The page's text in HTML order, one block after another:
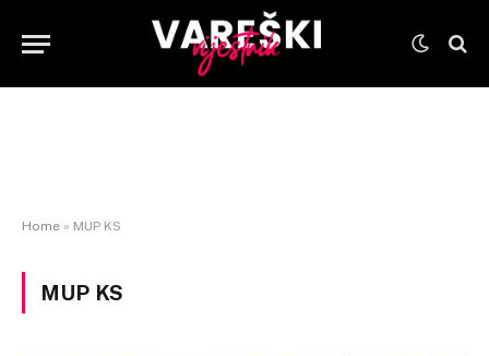
Home » MUP KS
MUP KS